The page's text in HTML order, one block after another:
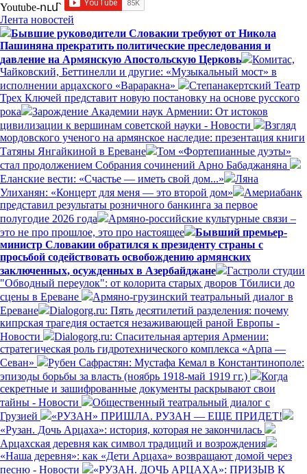
Youtube-ում`
Лента новостей
Бывшие руководители Словакии требуют от Никола
Пашиняна прекратить политические преследования и
давление на Армянскую Апостольскую Церковь
Комитас,
Чайковский, Беттинелли и другие: «Музыкальный мост» в
исполнении арцахского «Вараракна»
Степанакертский Театр
Трех Ключей представит новую постановку на основе русского
рока
Зарождение Академии наук Армении: От истоков
цивилизации к вершинам советской науки - Новости
Взгляд
мордовского ученого на армянское наследие: презентация книги
Татяны Янгайкиной в Ереване
Том «Фортепианные дуэты»
стал продолжением Собрания сочинений Арно Бабаджаняна
Еланские вести: «Счастье — иметь свой дом...»
Ляна
Улиханян: «Концерт для меня — это второй дом»
Америабанк
представил результаты розничного банкинга за первое
полугодие 2026 года
Армяно-российские культурные связи –
это не про прошлое, это про настоящее
Бывший премьер-
министр Словакии обратился к президенту страны с
просьбой содействовать освобождению армянских
заключенных, осужденных в Азербайджане
Гастроли студии
"Обводный переулок": от колорита старых дворов Тбилиси до
сцены в Ереване
Армяно-грузинский театральный диалог в
Ереване
Dialogorg.ru: Пять десятилетий разделения: почему
кипрская трагедия остается незаживающей раной Европы -
Новости
Dialogorg.ru: Спасительная артерия Армении:
стратегическая роль гидротехнического комплекса «Арпа —
Севан»
Рубен Сафрастян: Мустафа Кемал в Константинополе:
эпизоды борьбы за власть (ноябрь 1918-май 1919 гг.)
Когда
секретные и зашифрованные документы раскрывают свои
тайны - Новости
Общественный театральный диалог с
Грузией
«РУЗАН» ПРИШЛА. РУЗАН — ЕЩЕ ПРИДЕТ!
«Рузан. Дочь Арцаха»: история, которая не закончилась
Арцахская деревня как символ традиций и возрождения
«Наша деревня»: как «Дети Арцаха» возвращают домой через
песню - Новости
«РУЗАН. ДОЧЬ АРЦАХА»: ПРИЗЫВ К